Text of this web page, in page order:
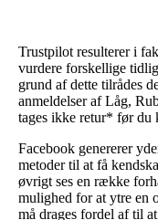
Trustpilot resulterer i
vurdere forskellige
grund af dette tilrådes
anmeldelser af Låg,
tages ikke retur* før du
Facebook genererer
metoder til at få
øvrigt ses en række
mulighed for at ytre en
må drages fordel af til